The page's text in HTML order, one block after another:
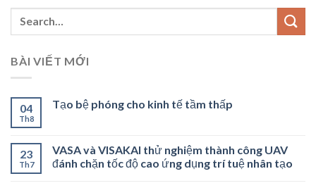
BÀI VIẾT MỚI
04
Th8
Tạo bệ phóng cho kinh tế tầm thấp
23
Th7
VASA và VISAKAI thử nghiệm thành công UAV
đánh chặn tốc độ cao ứng dụng trí tuệ nhân tạo